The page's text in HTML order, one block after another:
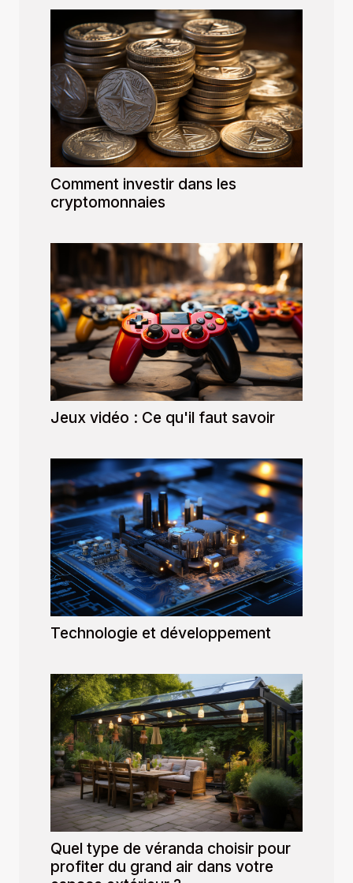
Comment investir dans les
cryptomonnaies
Jeux vidéo : Ce qu'il faut savoir
Technologie et développement
Quel type de véranda choisir pour
profiter du grand air dans votre